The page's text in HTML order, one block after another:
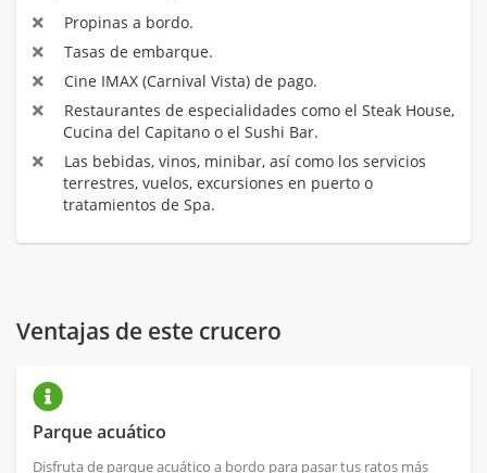
Propinas a bordo.
Tasas de embarque.
Cine IMAX (Carnival Vista) de pago.
Restaurantes de especialidades como el Steak House,
Cucina del Capitano o el Sushi Bar.
Las bebidas, vinos, minibar, así como los servicios
terrestres, vuelos, excursiones en puerto o
tratamientos de Spa.
Ventajas de este crucero
Parque acuático
Disfruta de parque acuático a bordo para pasar tus ratos más